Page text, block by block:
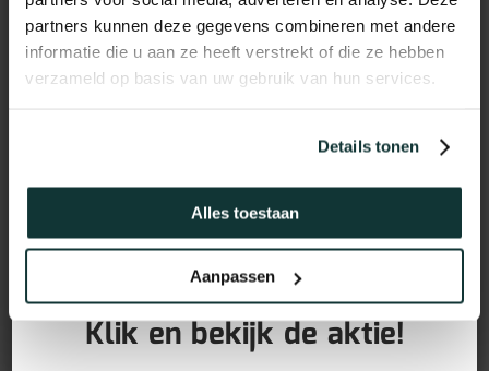
partners kunnen deze gegevens combineren met andere
informatie die u aan ze heeft verstrekt of die ze hebben
verzameld op basis van uw gebruik van hun services.
Details tonen
Alles toestaan
Aanpassen
Floorify matching
plakplint diverse kleuren
GRATIS PLINTEN bij aankoop
van jouw vloer!
Klik en bekijk de aktie!